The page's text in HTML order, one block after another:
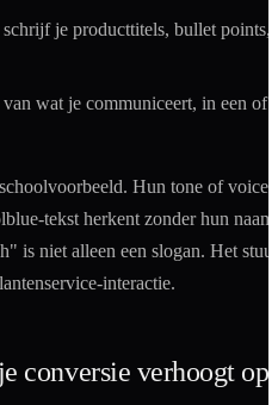
je producttitels, bullet points,
wat je communiceert, in een of
Hun tone of voice
tekst herkent zonder hun naam
is niet alleen een slogan. Het
interactie.
conversie verhoogt op